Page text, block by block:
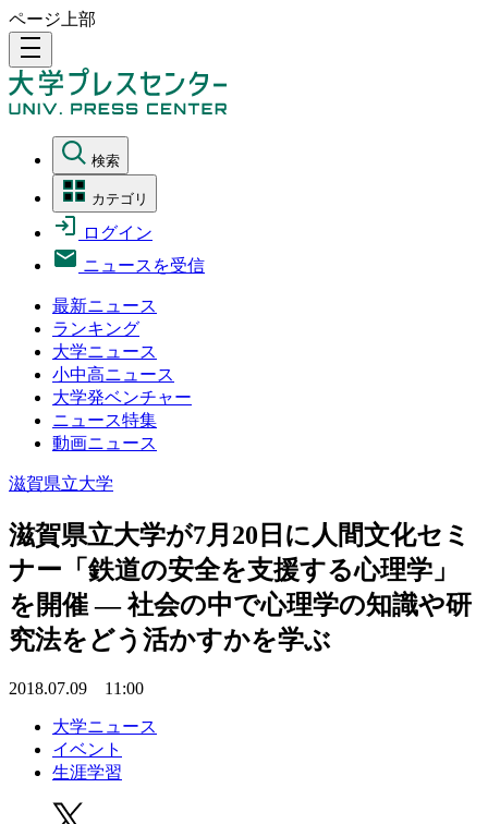
ページ上部
density_medium
検索
カテゴリ
ログイン
ニュースを受信
最新ニュース
ランキング
大学ニュース
小中高ニュース
大学発ベンチャー
ニュース特集
動画ニュース
滋賀県立大学
滋賀県立大学が7月20日に人間文化セミ
ナー「鉄道の安全を支援する心理学」
を開催 — 社会の中で心理学の知識や研
究法をどう活かすかを学ぶ
2018.07.09 11:00
大学ニュース
イベント
生涯学習